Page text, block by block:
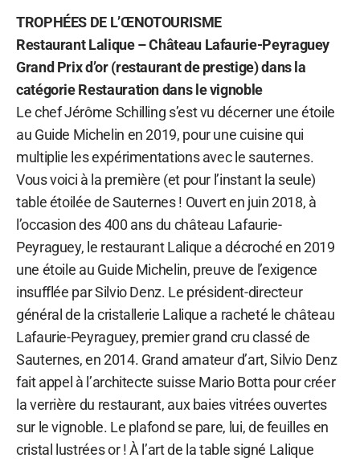
TROPHÉES DE L’ŒNOTOURISME
Restaurant Lalique – Château Lafaurie-Peyraguey
Grand Prix d’or (restaurant de prestige) dans la
catégorie Restauration dans le vignoble
Le chef Jérôme Schilling s’est vu décerner une étoile
au Guide Michelin en 2019, pour une cuisine qui
multiplie les expérimentations avec le sauternes.
Vous voici à la première (et pour l’instant la seule)
table étoilée de Sauternes ! Ouvert en juin 2018, à
l’occasion des 400 ans du château Lafaurie-
Peyraguey, le restaurant Lalique a décroché en 2019
une étoile au Guide Michelin, preuve de l’exigence
insufflée par Silvio Denz. Le président-directeur
général de la cristallerie Lalique a racheté le château
Lafaurie-Peyraguey, premier grand cru classé de
Sauternes, en 2014. Grand amateur d’art, Silvio Denz
fait appel à l’architecte suisse Mario Botta pour créer
la verrière du restaurant, aux baies vitrées ouvertes
sur le vignoble. Le plafond se pare, lui, de feuilles en
cristal lustrées or ! À l’art de la table signé Lalique